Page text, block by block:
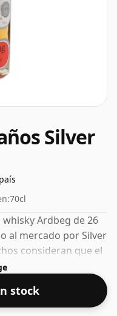
Silver
70cl
whisky Ardbeg de 26
al mercado por Silver
consideran que el
la "sensación
stock